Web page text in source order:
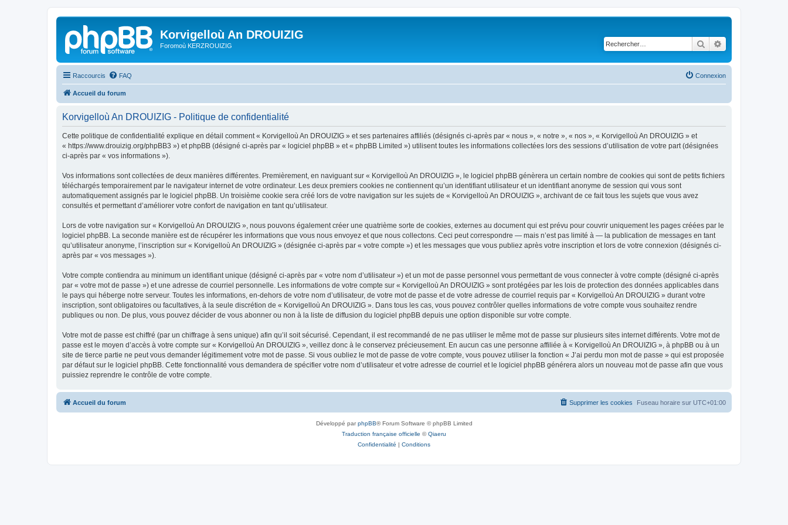
Korvigelloù An DROUIZIG
Foromoù KERZROUIZIG Rechercher
Raccourcis FAQ Connexion
Accueil du forum
Korvigelloù An DROUIZIG - Politique de confidentialité
Cette politique de confidentialité explique en détail comment « Korvigelloù An DROUIZIG » et ses partenaires affiliés (désignés ci-après par « nous », « notre », « nos », « Korvigelloù An DROUIZIG » et
« https://www.drouizig.org/phpBB3 ») et phpBB (désigné ci-après par « logiciel phpBB » et « phpBB Limited ») utilisent toutes les informations collectées lors des sessions d’utilisation de votre part (désignées
ci-après par « vos informations »).
Vos informations sont collectées de deux manières différentes. Premièrement, en naviguant sur « Korvigelloù An DROUIZIG », le logiciel phpBB génèrera un certain nombre de cookies qui sont de petits fichiers
téléchargés temporairement par le navigateur internet de votre ordinateur. Les deux premiers cookies ne contiennent qu’un identifiant utilisateur et un identifiant anonyme de session qui vous sont
automatiquement assignés par le logiciel phpBB. Un troisième cookie sera créé lors de votre navigation sur les sujets de « Korvigelloù An DROUIZIG », archivant de ce fait tous les sujets que vous avez
consultés et permettant d’améliorer votre confort de navigation en tant qu’utilisateur.
Lors de votre navigation sur « Korvigelloù An DROUIZIG », nous pouvons également créer une quatrième sorte de cookies, externes au document qui est prévu pour couvrir uniquement les pages créées par le
logiciel phpBB. La seconde manière est de récupérer les informations que vous nous envoyez et que nous collectons. Ceci peut correspondre — mais n’est pas limité à — la publication de messages en tant
qu’utilisateur anonyme, l’inscription sur « Korvigelloù An DROUIZIG » (désignée ci-après par « votre compte ») et les messages que vous publiez après votre inscription et lors de votre connexion (désignés ci-
après par « vos messages »).
Votre compte contiendra au minimum un identifiant unique (désigné ci-après par « votre nom d’utilisateur ») et un mot de passe personnel vous permettant de vous connecter à votre compte (désigné ci-après
par « votre mot de passe ») et une adresse de courriel personnelle. Les informations de votre compte sur « Korvigelloù An DROUIZIG » sont protégées par les lois de protection des données applicables dans
le pays qui héberge notre serveur. Toutes les informations, en-dehors de votre nom d’utilisateur, de votre mot de passe et de votre adresse de courriel requis par « Korvigelloù An DROUIZIG » durant votre
inscription, sont obligatoires ou facultatives, à la seule discrétion de « Korvigelloù An DROUIZIG ». Dans tous les cas, vous pouvez contrôler quelles informations de votre compte vous souhaitez rendre
publiques ou non. De plus, vous pouvez décider de vous abonner ou non à la liste de diffusion du logiciel phpBB depuis une option disponible sur votre compte.
Votre mot de passe est chiffré (par un chiffrage à sens unique) afin qu’il soit sécurisé. Cependant, il est recommandé de ne pas utiliser le même mot de passe sur plusieurs sites internet différents. Votre mot de
passe est le moyen d’accès à votre compte sur « Korvigelloù An DROUIZIG », veillez donc à le conservez précieusement. En aucun cas une personne affiliée à « Korvigelloù An DROUIZIG », à phpBB ou à un
site de tierce partie ne peut vous demander légitimement votre mot de passe. Si vous oubliez le mot de passe de votre compte, vous pouvez utiliser la fonction « J’ai perdu mon mot de passe » qui est proposée
par défaut sur le logiciel phpBB. Cette fonctionnalité vous demandera de spécifier votre nom d’utilisateur et votre adresse de courriel et le logiciel phpBB générera alors un nouveau mot de passe afin que vous
puissiez reprendre le contrôle de votre compte.
Accueil du forum Fuseau horaire sur UTC+01:00
Supprimer les cookies
Développé parphpBB® Forum Software © phpBB Limited
Traduction française officielle ©Qiaeru
Confidentialité | Conditions